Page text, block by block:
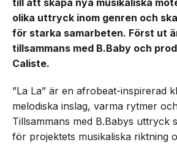
till att skapa nya musikaliska
olika uttryck inom genren och
för starka samarbeten. Först ut
tillsammans med B.Baby och
Caliste.
”La La” är en afrobeat-inspirerad
melodiska inslag, varma rytmer
Tillsammans med B.Babys uttryck
för projektets musikaliska riktning